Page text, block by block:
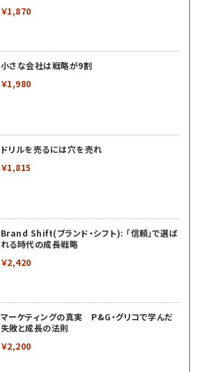
￥1,870
小さな会社は戦略が9割
￥1,980
ドリルを売るには穴を売れ
￥1,815
Brand Shift(ブランド・シフト): 「信頼」で選ば
れる時代の成長戦略
￥2,420
マーケティングの真実 P&G・グリコで学んだ
失敗と成長の法則
￥2,200